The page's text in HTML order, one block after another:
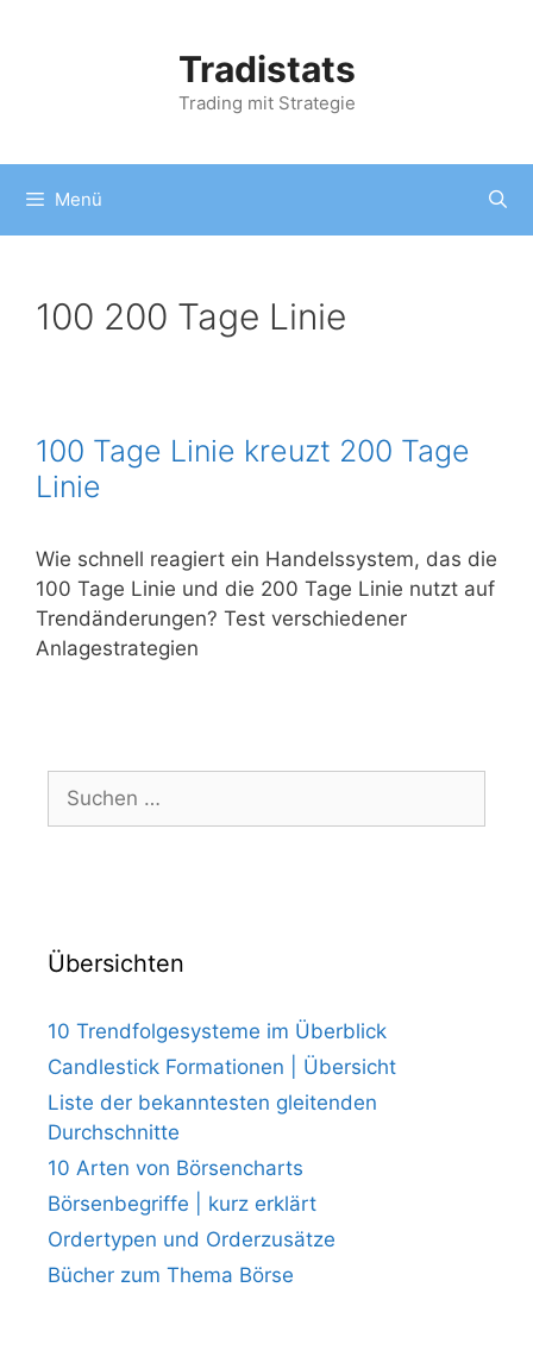
Tradistats
Trading mit Strategie
Menü
100 200 Tage Linie
100 Tage Linie kreuzt 200 Tage
Linie
Wie schnell reagiert ein Handelssystem, das die
100 Tage Linie und die 200 Tage Linie nutzt auf
Trendänderungen? Test verschiedener
Anlagestrategien
Suchen
nach:
Übersichten
10 Trendfolgesysteme im Überblick
Candlestick Formationen | Übersicht
Liste der bekanntesten gleitenden
Durchschnitte
10 Arten von Börsencharts
Börsenbegriffe | kurz erklärt
Ordertypen und Orderzusätze
Bücher zum Thema Börse